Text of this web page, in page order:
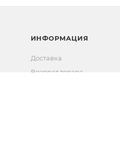
ИНФОРМАЦИЯ
Доставка
Возврат товара